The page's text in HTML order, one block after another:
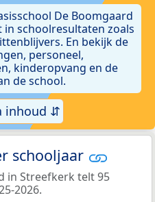
De Boomgaard
schoolresultaten zoals
En bekijk de
personeel,
kinderopvang en de
de school.
inhoud ⇵
schooljaar
in Streefkerk telt 95
2026.